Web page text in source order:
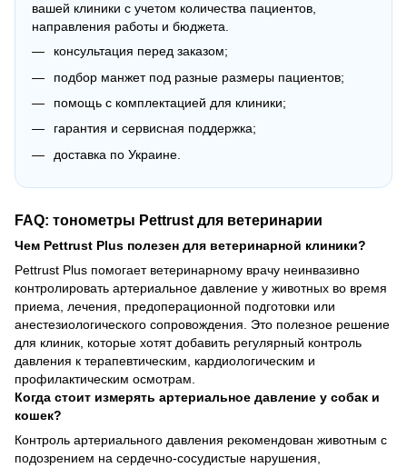
вашей клиники с учетом количества пациентов,
направления работы и бюджета.
консультация перед заказом;
подбор манжет под разные размеры пациентов;
помощь с комплектацией для клиники;
гарантия и сервисная поддержка;
доставка по Украине.
FAQ: тонометры Pettrust для ветеринарии
Чем Pettrust Plus полезен для ветеринарной клиники?
Pettrust Plus помогает ветеринарному врачу неинвазивно
контролировать артериальное давление у животных во время
приема, лечения, предоперационной подготовки или
анестезиологического сопровождения. Это полезное решение
для клиник, которые хотят добавить регулярный контроль
давления к терапевтическим, кардиологическим и
профилактическим осмотрам.
Когда стоит измерять артериальное давление у собак и
кошек?
Контроль артериального давления рекомендован животным с
подозрением на сердечно-сосудистые нарушения,